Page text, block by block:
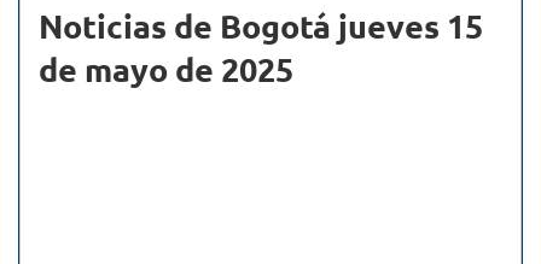
Noticias de Bogotá jueves 15
de mayo de 2025